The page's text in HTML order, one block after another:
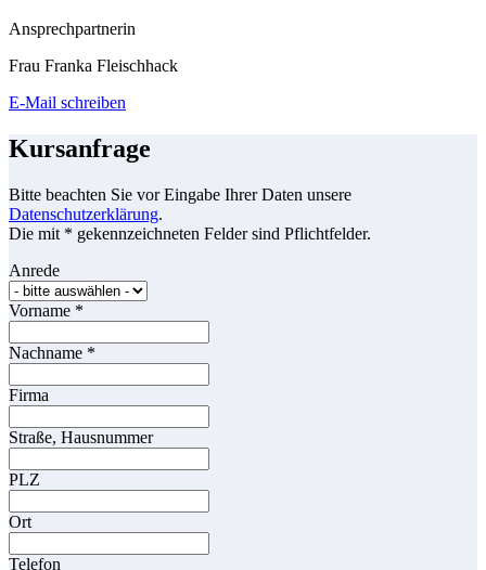
Ansprechpartnerin
Frau Franka Fleischhack
E-Mail schreiben
Kursanfrage
Bitte beachten Sie vor Eingabe Ihrer Daten unsere
Datenschutzerklärung.
Die mit * gekennzeichneten Felder sind Pflichtfelder.
Anrede
Vorname *
Nachname *
Firma
Straße, Hausnummer
PLZ
Ort
Telefon